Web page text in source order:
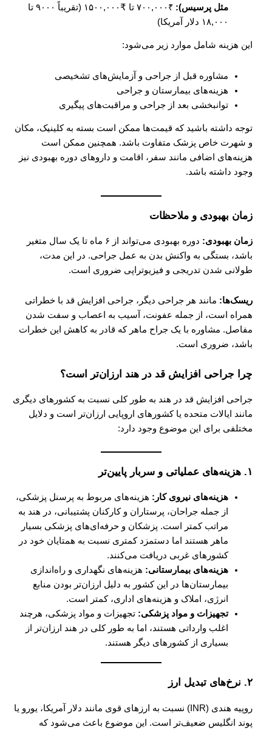
مثل پرسیس):
₹۷۰۰,۰۰۰ تا ₹۱۵۰۰,۰۰۰ (تقریباً ۹۰۰۰ تا
۱۸,۰۰۰ دلار آمریکا)
این هزینه شامل موارد زیر می‌شود:
مشاوره قبل از جراحی و آزمایش‌های تشخیصی
هزینه‌های بیمارستان و جراحی
توانبخشی بعد از جراحی و مراقبت‌های پیگیری
توجه داشته باشید که قیمت‌ها ممکن است بسته به کلینیک، مکان
و شهرت خاص پزشک متفاوت باشد. همچنین ممکن است
هزینه‌های اضافی مانند سفر، اقامت و داروهای دوره بهبودی نیز
وجود داشته باشد.
زمان بهبودی و ملاحظات
زمان بهبودی:
دوره بهبودی می‌تواند از ۶ ماه تا یک سال متغیر
باشد، بستگی به واکنش بدن به عمل جراحی. در این مدت،
طولانی شدن تدریجی و فیزیوتراپی ضروری است.
ریسک‌ها:مانند هر جراحی دیگر، جراحی افزایش قد با خطراتی
همراه است، از جمله عفونت، آسیب به اعصاب و سفت شدن
مفاصل. مشاوره با یک جراح ماهر که قادر به کاهش این خطرات
باشد، ضروری است.
چرا جراحی افزایش قد در هند ارزان‌تر است؟
جراحی افزایش قد در هند به طور کلی نسبت به کشورهای دیگری
مانند ایالات متحده یا کشورهای اروپایی ارزان‌تر است و دلایل
مختلفی برای این موضوع وجود دارد:
هزینه‌های نیروی کار: هزینه‌های مربوط به پرسنل پزشکی،
از جمله جراحان، پرستاران و کارکنان پشتیبانی، در هند به
مراتب کمتر است. پزشکان و حرفه‌ای‌های پزشکی بسیار
ماهر هستند اما دستمزد کمتری نسبت به همتایان خود در
کشورهای غربی دریافت می‌کنند.
هزینه‌های بیمارستانی:هزینه‌های نگهداری و راه‌اندازی
بیمارستان‌ها در این کشور به دلیل ارزان‌تر بودن منابع
انرژی، املاک و هزینه‌های اداری، کمتر است.
تجهیزات و مواد پزشکی:تجهیزات و مواد پزشکی، هرچند
اغلب وارداتی هستند، اما به طور کلی در هند ارزان‌تر از
بسیاری از کشورهای دیگر هستند.
۲. نرخ‌های تبدیل ارز
روپیه هندی (INR) نسبت به ارزهای قوی مانند دلار آمریکا، یورو یا
پوند انگلیس ضعیف‌تر است. این موضوع باعث می‌شود که